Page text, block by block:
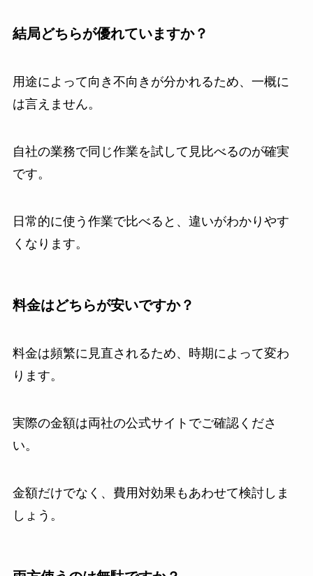
結局どちらが優れていますか？
用途によって向き不向きが分かれるため、一概に
は言えません。
自社の業務で同じ作業を試して見比べるのが確実
です。
日常的に使う作業で比べると、違いがわかりやす
くなります。
料金はどちらが安いですか？
料金は頻繁に見直されるため、時期によって変わ
ります。
実際の金額は両社の公式サイトでご確認くださ
い。
金額だけでなく、費用対効果もあわせて検討しま
しょう。